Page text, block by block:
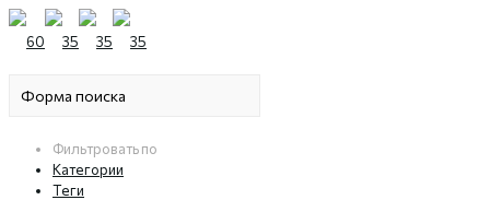
Фильтровать по
Категории
Теги